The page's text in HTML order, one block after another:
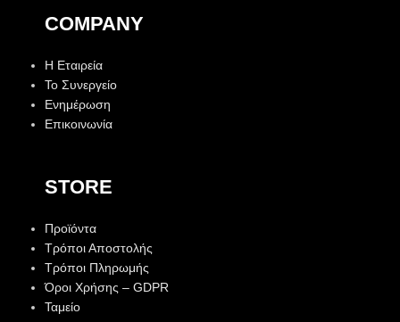
COMPANY
Η Εταιρεία
Το Συνεργείο
Ενημέρωση
Επικοινωνία
STORE
Προϊόντα
Τρόποι Αποστολής
Τρόποι Πληρωμής
Όροι Χρήσης – GDPR
Ταμείο